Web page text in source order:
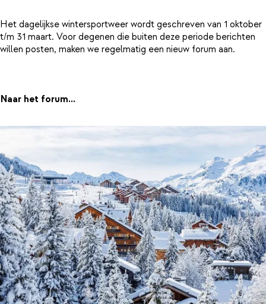
Het dagelijkse wintersportweer wordt geschreven van 1 oktober
t/m 31 maart. Voor degenen die buiten deze periode berichten
willen posten, maken we regelmatig een nieuw forum aan.
Naar het forum...